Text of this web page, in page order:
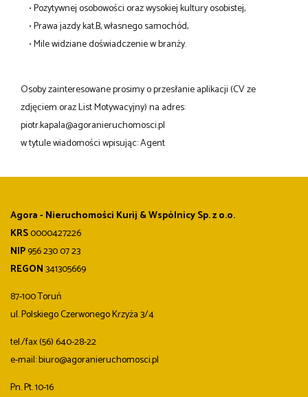
• Pozytywnej osobowości oraz wysokiej kultury osobistej,
• Prawa jazdy kat.B, własnego samochód,
• Mile widziane doświadczenie w branży.
Osoby zainteresowane prosimy o przesłanie aplikacji (CV ze
zdjęciem oraz List Motywacyjny) na adres:
piotr.kapala@agoranieruchomosci.pl
w tytule wiadomości wpisując: Agent
Agora - Nieruchomości Kurij & Wspólnicy Sp. z o.o.
KRS0000427226
NIP956 230 07 23
REGON341305669
87-100 Toruń
ul. Polskiego Czerwonego Krzyża 3/4
tel./fax (56) 640-28-22
e-mail: biuro@agoranieruchomosci.pl
Pn. Pt. 10-16